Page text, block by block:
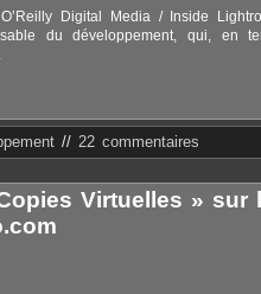
Digital Media / Inside
du développement, qui, en
// 22 commentaires
Virtuelles » sur